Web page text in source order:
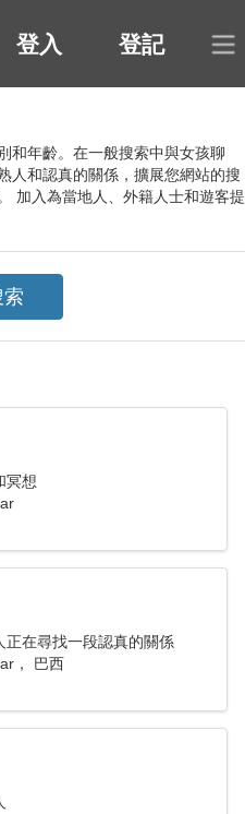
登入 登記
和年齡。在一般搜索中與女孩聊
人和認真的關係，擴展您網站的搜
加入為當地人、外籍人士和遊客提
冥想
正在尋找一段認真的關係
， 巴西